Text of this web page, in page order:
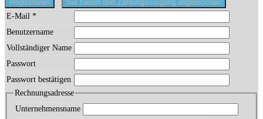
Registrieren
Sie haben den Zahlungsvorgang abgebrochen
E-Mail *
Benutzername
Vollständiger Name
Passwort
Passwort bestätigen
Rechnungsadresse
Unternehmensname